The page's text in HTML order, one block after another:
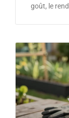
goût, le